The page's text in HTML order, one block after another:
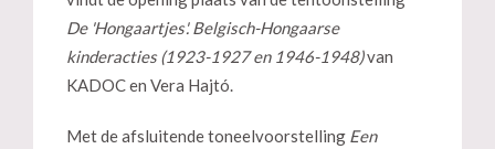
De 'Hongaartjes'. Belgisch-Hongaarse
kinderacties (1923-1927 en 1946-1948)van
KADOC en Vera Hajtó.
Met de afsluitende toneelvoorstelling Een